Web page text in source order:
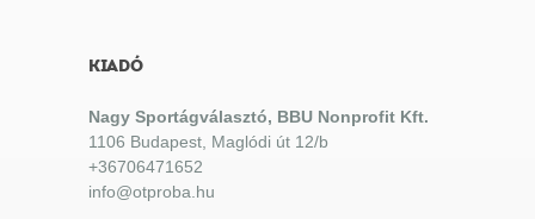
KIADÓ
Nagy Sportágválasztó, BBU Nonprofit Kft.
1106 Budapest, Maglódi út 12/b
+36706471652
info@otproba.hu